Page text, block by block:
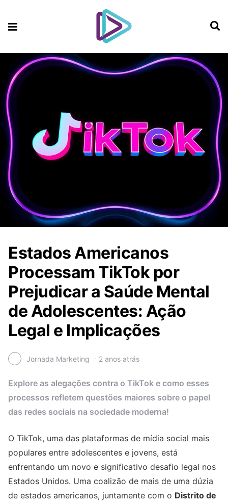
Estados Americanos
Processam TikTok por
Prejudicar a Saúde Mental
de Adolescentes: Ação
Legal e Implicações
Jornada Marketing 2 anos atrás
Explore as alegações contra o TikTok e como esses
processos refletem questões maiores sobre o papel
das redes sociais na sociedade moderna!
O TikTok, uma das plataformas de mídia social mais
populares entre adolescentes e jovens, está
enfrentando um novo e significativo desafio legal nos
Estados Unidos. Uma coalizão de mais de uma dúzia
de estados americanos, juntamente com o Distrito de